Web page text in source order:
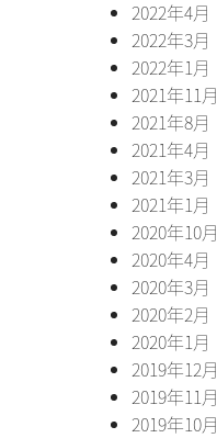
2022年4月
2022年3月
2022年1月
2021年11月
2021年8月
2021年4月
2021年3月
2021年1月
2020年10月
2020年4月
2020年3月
2020年2月
2020年1月
2019年12月
2019年11月
2019年10月